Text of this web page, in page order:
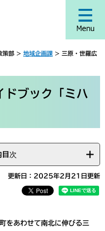
策部 > 地域企画課 > 三原・世羅広
ドブック「ミハ
目次
更新日：2025年2月21日更新
をあわせて南北に伸びる三